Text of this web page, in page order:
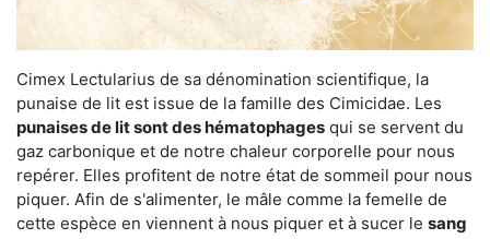
Cimex Lectularius de sa dénomination scientifique, la
punaise de lit est issue de la famille des Cimicidae. Les
punaises de lit sont des hématophages qui se servent du
gaz carbonique et de notre chaleur corporelle pour nous
repérer. Elles profitent de notre état de sommeil pour nous
piquer. Afin de s'alimenter, le mâle comme la femelle de
cette espèce en viennent à nous piquer et à sucer le sang